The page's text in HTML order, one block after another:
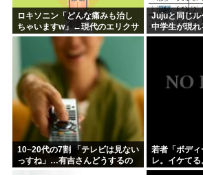
ロキソニン「どんな痛みも治し
ちゃいますw」←現代のエリクサ
ーやろ…
Jujuと同じル
中学生が現れ
10~20代の7割 「テレビは見ない
っすね」…有吉さんどうするの
若者「ボデ
レ。イケてる